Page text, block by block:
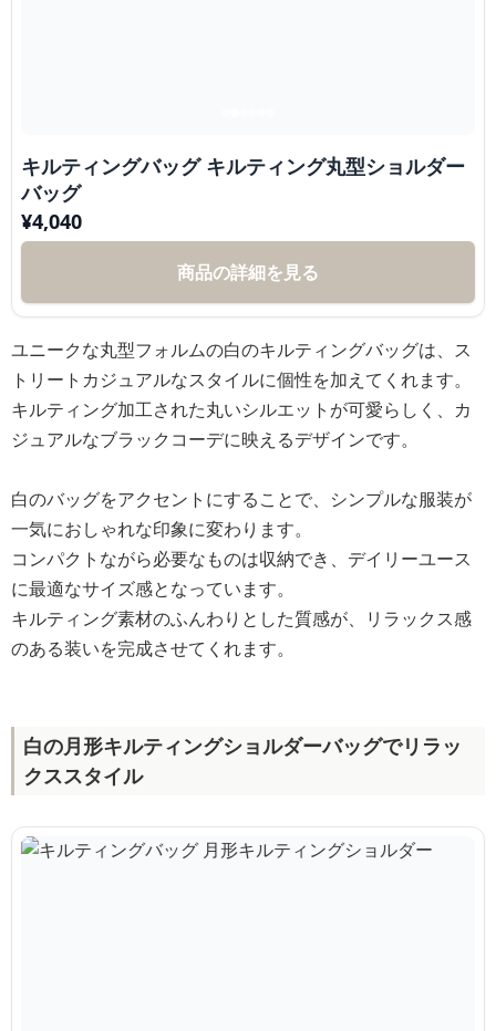
キルティングバッグ キルティング丸型ショルダー
バッグ
¥4,040
商品の詳細を見る
ユニークな丸型フォルムの白のキルティングバッグは、ス
トリートカジュアルなスタイルに個性を加えてくれます。
キルティング加工された丸いシルエットが可愛らしく、カ
ジュアルなブラックコーデに映えるデザインです。
白のバッグをアクセントにすることで、シンプルな服装が
一気におしゃれな印象に変わります。
コンパクトながら必要なものは収納でき、デイリーユース
に最適なサイズ感となっています。
キルティング素材のふんわりとした質感が、リラックス感
のある装いを完成させてくれます。
白の月形キルティングショルダーバッグでリラッ
クススタイル